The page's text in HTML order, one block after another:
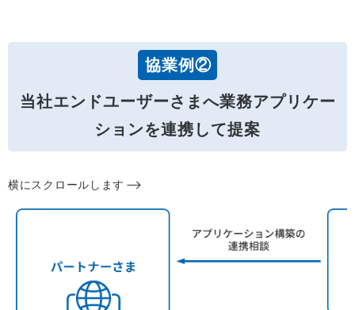
協業例②
当社エンドユーザーさまへ業務アプリケー
ションを連携して提案
横にスクロールします